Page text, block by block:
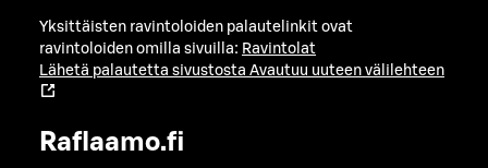
Yksittäisten ravintoloiden palautelinkit ovat
ravintoloiden omilla sivuilla: Ravintolat
Lähetä palautetta sivustosta Avautuu uuteen välilehteen
Raflaamo.fi